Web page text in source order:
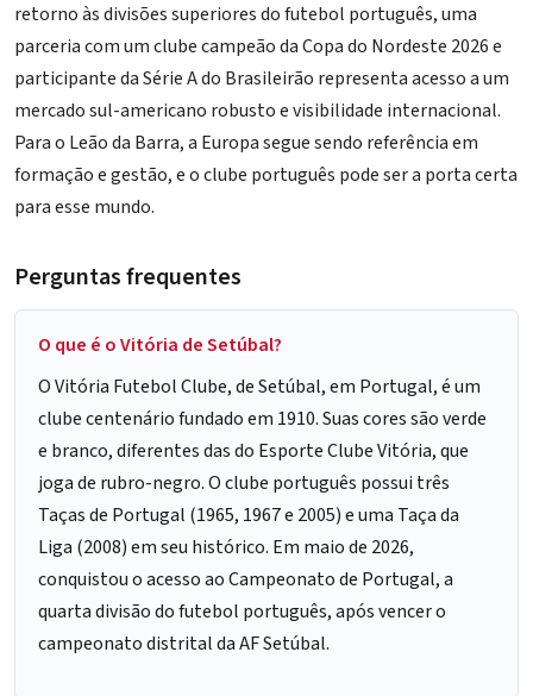
retorno às divisões superiores do futebol português, uma
parceria com um clube campeão da Copa do Nordeste 2026 e
participante da Série A do Brasileirão representa acesso a um
mercado sul-americano robusto e visibilidade internacional.
Para o Leão da Barra, a Europa segue sendo referência em
formação e gestão, e o clube português pode ser a porta certa
para esse mundo.
Perguntas frequentes
O que é o Vitória de Setúbal?
O Vitória Futebol Clube, de Setúbal, em Portugal, é um
clube centenário fundado em 1910. Suas cores são verde
e branco, diferentes das do Esporte Clube Vitória, que
joga de rubro-negro. O clube português possui três
Taças de Portugal (1965, 1967 e 2005) e uma Taça da
Liga (2008) em seu histórico. Em maio de 2026,
conquistou o acesso ao Campeonato de Portugal, a
quarta divisão do futebol português, após vencer o
campeonato distrital da AF Setúbal.